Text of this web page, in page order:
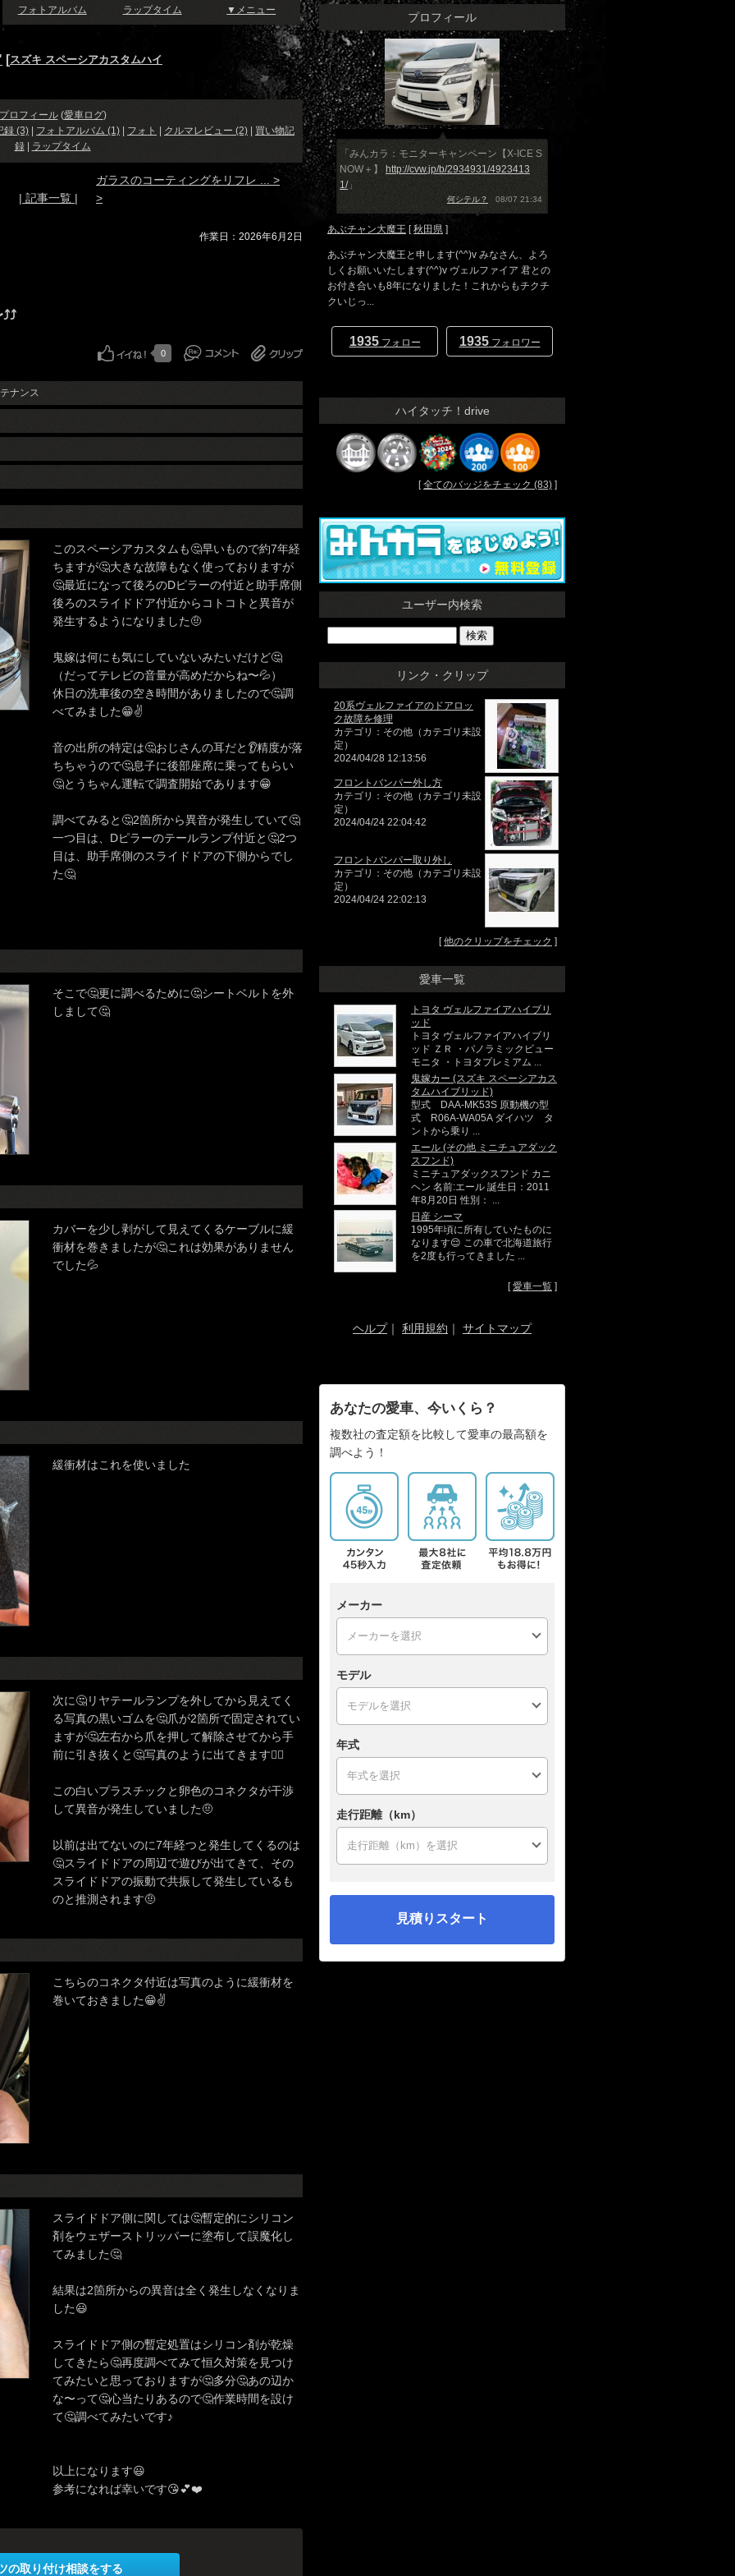
フォトアルバム ラップタイム ▼メニュー
[スズキ スペーシアカスタムハイ
ロフィール(愛車ログ)
録 (3)
フォトアルバム (1) フォト クルマレビュー (2)
買い物記
録| ラップタイム
| 記事一覧 |
ガラスのコーティングをリフレ ... >
>
作業日：2026年6月2日
0
ナンス
このスペーシアカスタムも🤔早いもので約7年経
ちますが🤔大きな故障もなく使っておりますが
🤔最近になって後ろのDピラーの付近と助手席側
後ろのスライドドア付近からコトコトと異音が
発生するようになりました🤨
鬼嫁は何にも気にしていないみたいだけど🤔
（だってテレビの音量が高めだからね〜💦）
休日の洗車後の空き時間がありましたので🤔調
べてみました😁✌️
音の出所の特定は🤔おじさんの耳だと👂精度が落
ちちゃうので🤔息子に後部座席に乗ってもらい
🤔とうちゃん運転で調査開始であります😁
調べてみると🤔2箇所から異音が発生していて🤔
一つ目は、Dピラーのテールランプ付近と🤔2つ
目は、助手席側のスライドドアの下側からでし
た🤔
そこで🤔更に調べるために🤔シートベルトを外
しまして🤔
カバーを少し剥がして見えてくるケーブルに緩
衝材を巻きましたが🤔これは効果がありません
でした💦
緩衝材はこれを使いました
次に🤔リヤテールランプを外してから見えてく
る写真の黒いゴムを🤔爪が2箇所で固定されてい
ますが🤔左右から爪を押して解除させてから手
前に引き抜くと🤔写真のように出てきます😮‍💨
この白いプラスチックと卵色のコネクタが干渉
して異音が発生していました🤨
以前は出てないのに7年経つと発生してくるのは
🤔スライドドアの周辺で遊びが出てきて、その
スライドドアの振動で共振して発生しているも
のと推測されます🤨
こちらのコネクタ付近は写真のように緩衝材を
巻いておきました😁✌️
スライドドア側に関しては🤔暫定的にシリコン
剤をウェザーストリッパーに塗布して誤魔化し
てみました🤔
結果は2箇所からの異音は全く発生しなくなりま
した😃
スライドドア側の暫定処置はシリコン剤が乾燥
してきたら🤔再度調べてみて恒久対策を見つけ
てみたいと思っておりますが🤔多分🤔あの辺か
な〜って🤔心当たりあるので🤔作業時間を設け
て🤔調べてみたいです♪
以上になります😃
参考になれば幸いです😘💕❤️
の取り付け相談をする
プロフィール
「みんカラ：モニターキャンペーン【X-ICE S
NOW＋】
http://cvw.jp/b/2934931/4923413
1/」
何シテル？ 08/07 21:34
あぶチャン大魔王 [秋田県 ]
あぶチャン大魔王と申します(^^)v みなさん、よろ
しくお願いいたします(^^)v ヴェルファイア 君との
お付き合いも8年になりました！これからもチクチ
クいじっ...
1935フォロー 1935フォロワー
ハイタッチ！drive
[全てのバッジをチェック (83) ]
ユーザー内検索
リンク・クリップ
20系ヴェルファイアのドアロッ
ク故障を修理
カテゴリ：その他（カテゴリ未設
定）
2024/04/28 12:13:56
フロントバンパー外し方
カテゴリ：その他（カテゴリ未設
定）
2024/04/24 22:04:42
フロントバンパー取り外し
カテゴリ：その他（カテゴリ未設
定）
2024/04/24 22:02:13
[他のクリップをチェック ]
愛車一覧
トヨタ ヴェルファイアハイブリ
ッド
トヨタ ヴェルファイアハイブリ
ッド ＺＲ ・パノラミックビュー
モニタ ・トヨタプレミアム ...
鬼嫁カー (スズキ スペーシアカス
タムハイブリッド)
型式 DAA-MK53S 原動機の型
式 R06A-WA05A ダイハツ タ
ントから乗り ...
エール (その他 ミニチュアダック
スフンド)
ミニチュアダックスフンド カニ
ヘン 名前:エール 誕生日：2011
年8月20日 性別： ...
日産 シーマ
1995年頃に所有していたものに
なります😌 この車で北海道旅行
を2度も行ってきました ...
[愛車一覧 ]
ヘルプ｜ 利用規約 ｜ サイトマップ
あなたの愛車、今いくら？
複数社の査定額を比較して愛車の最高額を
調べよう！
メーカー
モデル
年式
走行距離（km）
見積りスタート